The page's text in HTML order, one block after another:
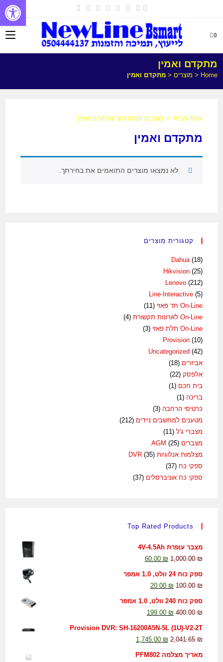
0
מתקדם ואמין
Home
< מוצרים <מתקדם ואמין
עמוד הבית > מוצרים המתויגים “מתקדם ואמין”
מתקדם ואמין
לא נמצאו מוצרים התואמים את בחירתך.
קטגורית מוצרים
Dahua (18)
Hikvision (25)
Lenovo (212)
Line-Interactive (5)
On-Line חד פאזי
(11)
On-Line לארונות תקשורת
(4)
On-Line תלת פאזי
(3)
Provision (10)
Uncategorized (42)
אביזרים (18)
אלפסק (22)
בית חכם (1)
בריכה (1)
כרטיסי הרחבה (3)
מטענים למחשבים ניידים (212)
מצברי ג'ל (11)
מצברים AGM(25)
מצלמות אנלוגיות DVR(35)
ספקי כח (37)
ספקי כח אוניברסלים (37)
Top Rated Products
מצבר עופרת 4V-4.5Ah
1,000.00₪
60.00 ₪
ספק כוח 24 וולט, 1.0 אמפר
100.00₪
20.00 ₪
ספק כוח 240 וולט, 1.0 אמפר
400.00₪
199.00 ₪
Provision DVR: SH-16200A5N-5L (1U)-V2-2T
2,041.65₪
1,745.00 ₪
מאריך מצלמה PFM802